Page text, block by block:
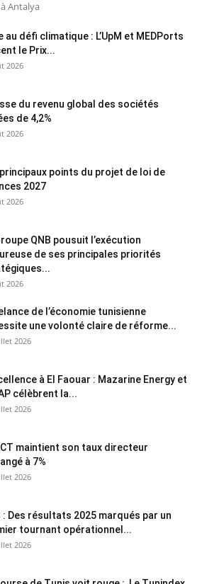
Antalya
au défi climatique : L’UpM et MEDPorts
le Prix...
2026
du revenu global des sociétés
de 4,2%
2026
points du projet de loi de
2027
2026
QNB pousuit l’exécution
de ses principales priorités
2026
de l’économie tunisienne
une volonté claire de réforme...
2026
à El Faouar : Mazarine Energy et
célèbrent la...
2026
maintient son taux directeur
à 7%
2026
: Des résultats 2025 marqués par un
tournant opérationnel...
2026